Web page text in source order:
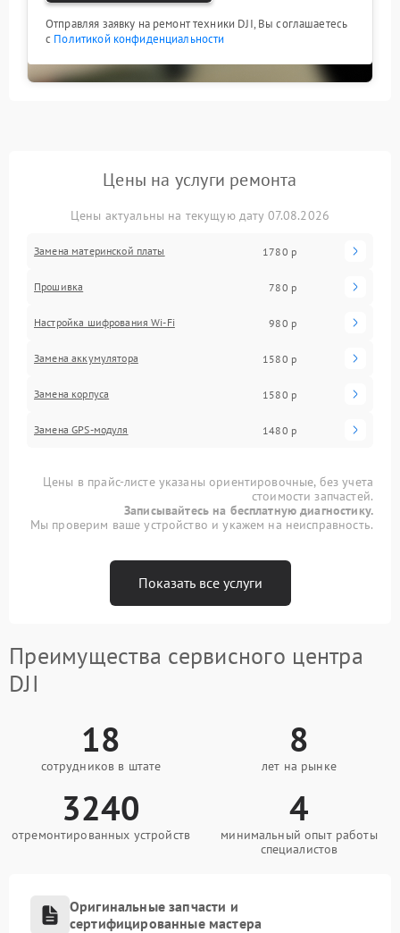
Отправляя заявку на ремонт техники DJI, Вы соглашаетесь
с Политикой конфиденциальности
Цены на услуги ремонта
Цены актуальны на текущую дату 07.08.2026
Замена материнской платы 1780 р
Прошивка 780 р
Настройка шифрования Wi-Fi 980 р
Замена аккумулятора 1580 р
Замена корпуса 1580 р
Замена GPS-модуля 1480 р
Цены в прайс-листе указаны ориентировочные, без учета
стоимости запчастей.
Записывайтесь на бесплатную диагностику.
Мы проверим ваше устройство и укажем на неисправность.
Показать все услуги
Преимущества сервисного центра
DJI
18
сотрудников в штате
8
лет на рынке
3240
отремонтированных устройств
4
минимальный опыт работы
специалистов
Оригинальные запчасти и
сертифицированные мастера